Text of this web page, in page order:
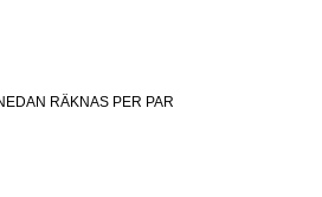
RÄKNAS PER PAR